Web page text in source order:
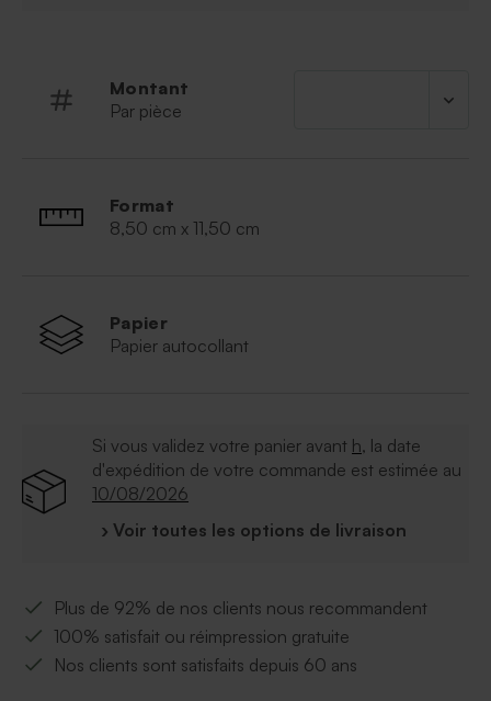
Montant
Par pièce
Format
8,50 cm x 11,50 cm
Papier
Papier autocollant
Si vous validez votre panier avant h, la date
d'expédition de votre commande est estimée au
10/08/2026
› Voir toutes les options de livraison
Plus de 92% de nos clients nous recommandent
100% satisfait ou réimpression gratuite
Nos clients sont satisfaits depuis 60 ans